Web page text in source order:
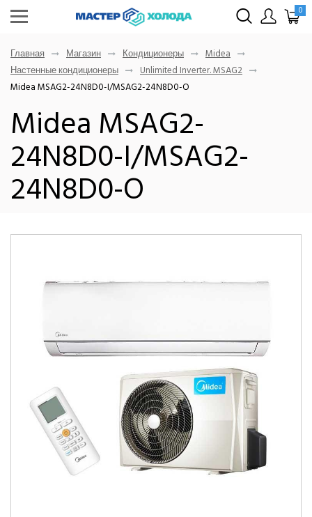
0
Главная Магазин Кондиционеры
Midea
Настенные кондиционеры
Unlimited Inverter. MSAG2
Midea MSAG2-24N8D0-I/MSAG2-24N8D0-O
Midea MSAG2-
24N8D0-I/MSAG2-
24N8D0-O